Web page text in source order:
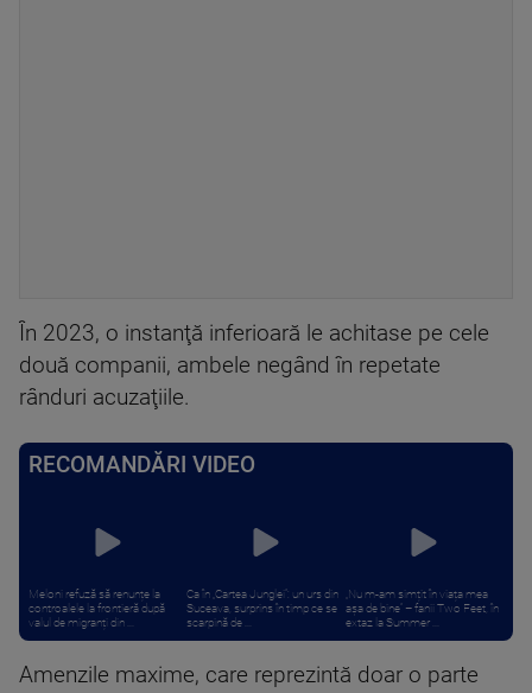
În 2023, o instanţă inferioară le achitase pe cele
două companii, ambele negând în repetate
rânduri acuzaţiile.
RECOMANDĂRI VIDEO
Meloni refuză să renunțe la
controalele la frontieră după
valul de migranți din ...
Ca în „Cartea Junglei”: un urs din
Suceava, surprins în timp ce se
scarpină de ...
„Nu m-am simțit în viața mea
așa de bine” – fanii Two Feet, în
extaz la Summer ...
Amenzile maxime, care reprezintă doar o parte